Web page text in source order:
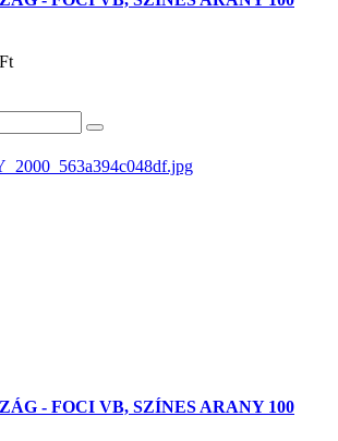
- FOCI VB, SZÍNES ARANY 100